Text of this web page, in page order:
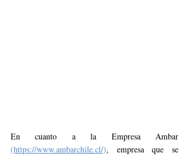
(https://www.ambarchile.cl/), empresa que se